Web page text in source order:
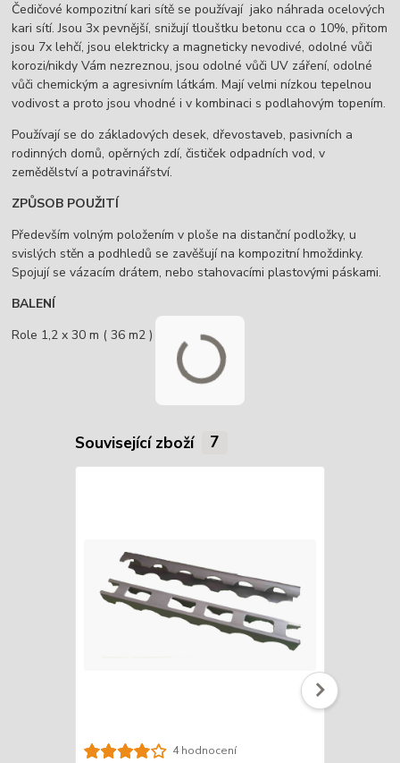
Čedičové kompozitní kari sítě se používají jako náhrada ocelových
kari sítí. Jsou 3x pevnější, snižují tlouštku betonu cca o 10%, přitom
jsou 7x lehčí, jsou elektricky a magneticky nevodivé, odolné vůči
korozi/nikdy Vám nezreznou, jsou odolné vůči UV záření, odolné
vůči chemickým a agresivním látkám. Mají velmi nízkou tepelnou
vodivost a proto jsou vhodné i v kombinaci s podlahovým topením.
Používají se do základových desek, dřevostaveb, pasivních a
rodinných domů, opěrných zdí, čističek odpadních vod, v
zemědělství a potravinářství.
ZPŮSOB POUŽITÍ
Především volným položením v ploše na distanční podložky, u
svislých stěn a podhledů se zavěšují na kompozitní hmoždinky.
Spojují se vázacím drátem, nebo stahovacími plastovými páskami.
BALENÍ
Role 1,2 x 30 m ( 36 m2 )
Související zboží 7
4 hodnocení